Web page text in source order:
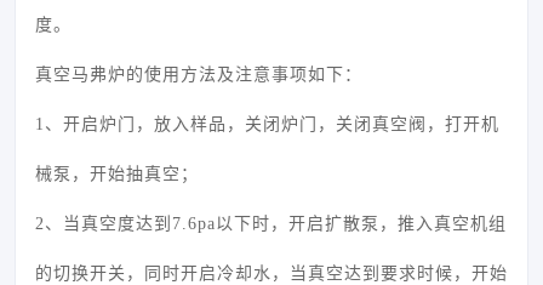
度。
真空马弗炉的使用方法及注意事项如下：
1、开启炉门，放入样品，关闭炉门，关闭真空阀，打开机
械泵，开始抽真空；
2、当真空度达到7.6pa以下时，开启扩散泵，推入真空机组
的切换开关，同时开启冷却水，当真空达到要求时候，开始